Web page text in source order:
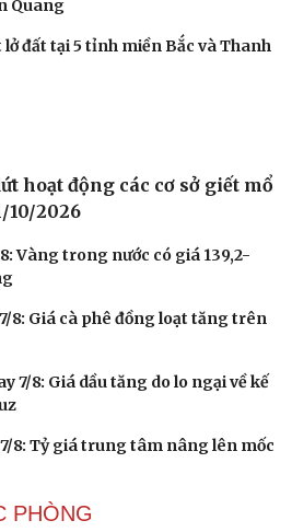
ở Ninh Bình: Nâng chất
Ban chỉ đạo cấp tỉnh kỳ thi
đất tại 5 tỉnh miền Bắc và Thanh